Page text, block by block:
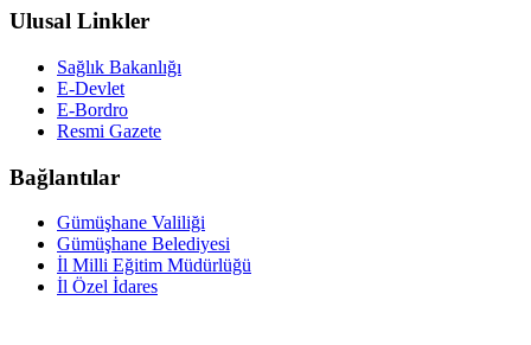
Ulusal Linkler
Sağlık Bakanlığı
E-Devlet
E-Bordro
Resmi Gazete
Bağlantılar
Gümüşhane Valiliği
Gümüşhane Belediyesi
İl Milli Eğitim Müdürlüğü
İl Özel İdares